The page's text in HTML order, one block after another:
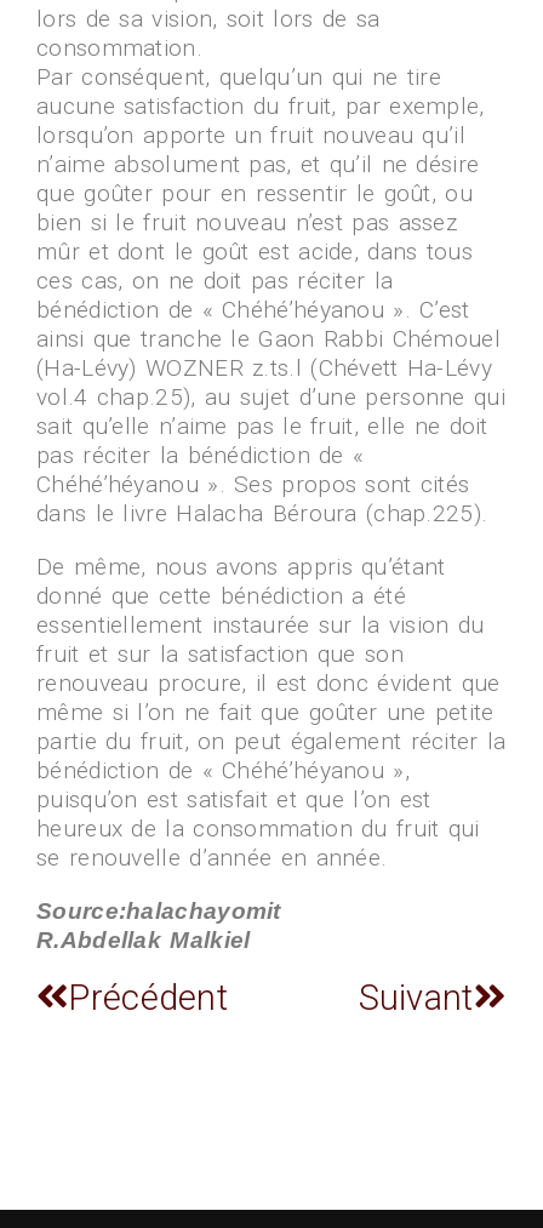
lors de sa vision, soit lors de sa
consommation.
Par conséquent, quelqu’un qui ne tire
aucune satisfaction du fruit, par exemple,
lorsqu’on apporte un fruit nouveau qu’il
n’aime absolument pas, et qu’il ne désire
que goûter pour en ressentir le goût, ou
bien si le fruit nouveau n’est pas assez
mûr et dont le goût est acide, dans tous
ces cas, on ne doit pas réciter la
bénédiction de « Chéhé’héyanou ». C’est
ainsi que tranche le Gaon Rabbi Chémouel
(Ha-Lévy) WOZNER z.ts.l (Chévett Ha-Lévy
vol.4 chap.25), au sujet d’une personne qui
sait qu’elle n’aime pas le fruit, elle ne doit
pas réciter la bénédiction de «
Chéhé’héyanou ». Ses propos sont cités
dans le livre Halacha Béroura (chap.225).
De même, nous avons appris qu’étant
donné que cette bénédiction a été
essentiellement instaurée sur la vision du
fruit et sur la satisfaction que son
renouveau procure, il est donc évident que
même si l’on ne fait que goûter une petite
partie du fruit, on peut également réciter la
bénédiction de « Chéhé’héyanou »,
puisqu’on est satisfait et que l’on est
heureux de la consommation du fruit qui
se renouvelle d’année en année.
Source:halachayomit
R.Abdellak Malkiel
Précédent Suivant